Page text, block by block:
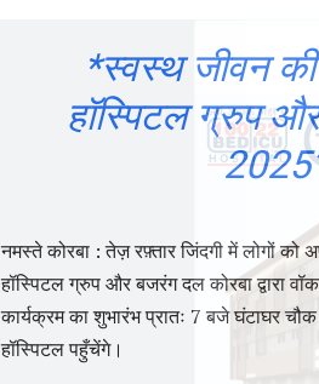
*स्वस्थ जीवन
हॉस्पिटल ग्रुप और
नमस्ते कोरबा : तेज़ रफ़्तार जिंदगी में लोगों
हॉस्पिटल ग्रुप और बजरंग दल कोरबा द्वारा
कार्यक्रम का शुभारंभ प्रातः 7 बजे घंटाघर
हॉस्पिटल पहुँचेंगे।